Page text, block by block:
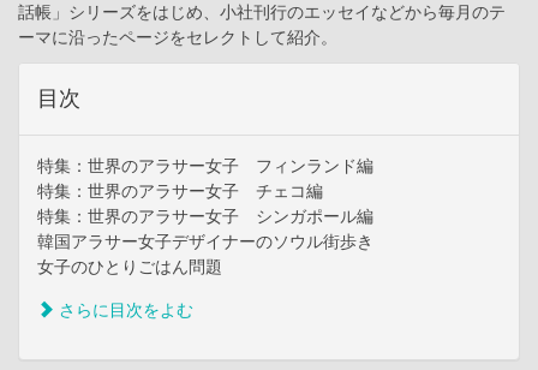
話帳」シリーズをはじめ、小社刊行のエッセイなどから毎月のテ
ーマに沿ったページをセレクトして紹介。
目次
特集：世界のアラサー女子 フィンランド編
特集：世界のアラサー女子 チェコ編
特集：世界のアラサー女子 シンガポール編
韓国アラサー女子デザイナーのソウル街歩き
女子のひとりごはん問題
さらに目次をよむ